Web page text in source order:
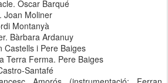
Òscar Barqué
Joan Moliner
Montanyà
Bàrbara Ardanuy
Castells i Pere Baiges
Terra Ferma. Pere Baiges
Santafé